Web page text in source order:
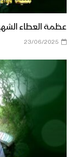
عظمة العطاء
23/06/2025